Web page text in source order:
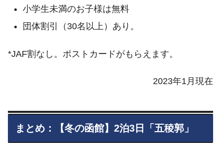
小学生未満のお子様は無料
団体割引（30名以上）あり。
*JAF割なし。ポストカードがもらえます。
2023年1月現在
まとめ：【冬の函館】2泊3日「五稜郭」